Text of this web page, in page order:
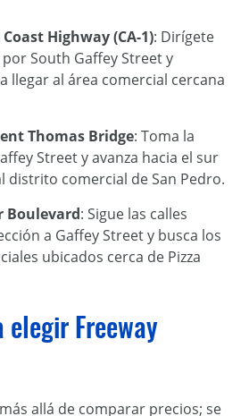
Highway (CA-1): Dirígete
South Gaffey Street y
llegar al área comercial cercana
Thomas Bridge: Toma la
Street y avanza hacia el sur
distrito comercial de San Pedro.
Boulevard: Sigue las calles
a Gaffey Street y busca los
ubicados cerca de Pizza
elegir Freeway
allá de comparar precios; se